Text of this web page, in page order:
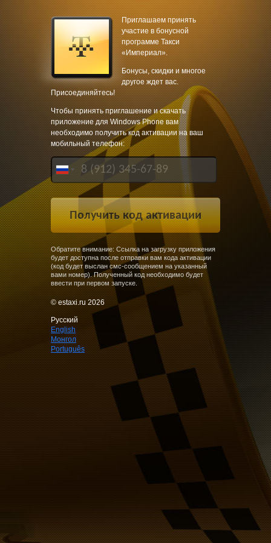
Приглашаем принять
участие в бонусной
программе Такси
«Империал».
Бонусы, скидки и многое
другое ждет вас.
Присоединяйтесь!
Чтобы принять приглашение и скачать
приложение для Windows Phone вам
необходимо получить код активации на ваш
мобильный телефон:
Обратите внимание: Ссылка на загрузку приложения
будет доступна после отправки вам кода активации
(код будет выслан смс-сообщением на указанный
вами номер). Полученный код необходимо будет
ввести при первом запуске.
© estaxi.ru 2026
Русский
English
Монгол
Português